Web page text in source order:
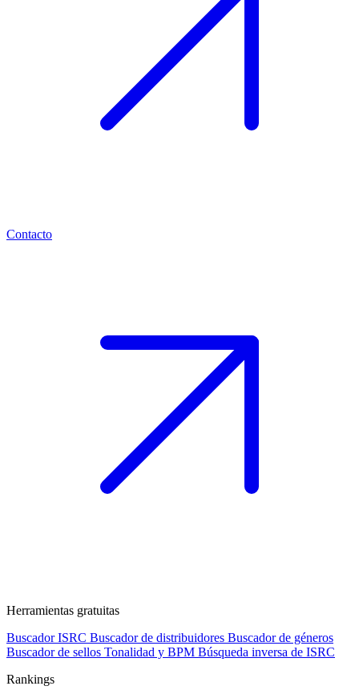
Contacto
Herramientas gratuitas
Buscador ISRC Buscador de distribuidores Buscador de géneros
Buscador de sellos Tonalidad y BPM Búsqueda inversa de ISRC
Rankings